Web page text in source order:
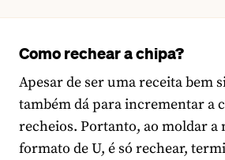
Como rechear a chipa?
Apesar de ser uma receita bem
também dá para incrementar a
recheios. Portanto, ao moldar a
formato de U, é só rechear,